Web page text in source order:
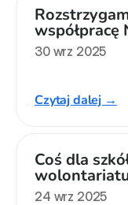
współpracę
30 wrz 2025
Czytaj dalej →
Coś dla
24 wrz 2025